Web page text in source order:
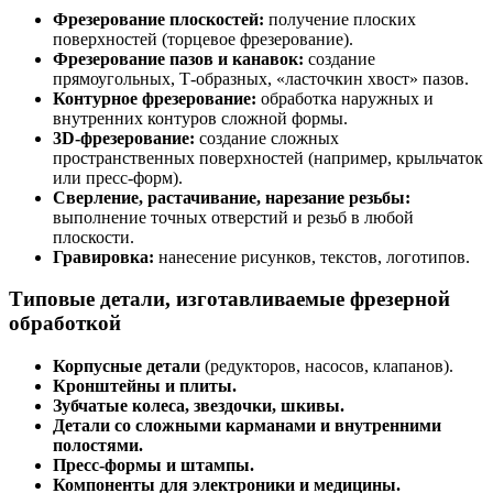
Фрезерование плоскостей: получение плоских
поверхностей (торцевое фрезерование).
Фрезерование пазов и канавок: создание
прямоугольных, Т-образных, «ласточкин хвост» пазов.
Контурное фрезерование: обработка наружных и
внутренних контуров сложной формы.
3D-фрезерование: создание сложных
пространственных поверхностей (например, крыльчаток
или пресс-форм).
Сверление, растачивание, нарезание резьбы:
выполнение точных отверстий и резьб в любой
плоскости.
Гравировка: нанесение рисунков, текстов, логотипов.
Типовые детали, изготавливаемые фрезерной
обработкой
Корпусные детали (редукторов, насосов, клапанов).
Кронштейны и плиты.
Зубчатые колеса, звездочки, шкивы.
Детали со сложными карманами и внутренними
полостями.
Пресс-формы и штампы.
Компоненты для электроники и медицины.